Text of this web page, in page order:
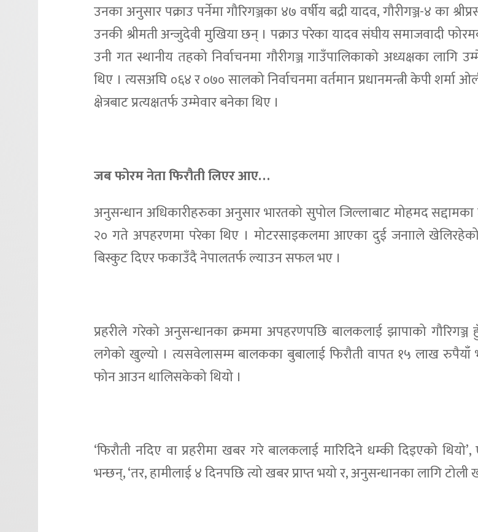
उनका अनुसार पक्राउ पर्नेमा गौरिगञ्जका ४७ वर्षीय बद्री यादव, गौरीगञ्ज-४ का
उनकी श्रीमती अन्जुदेवी मुखिया छन् । पक्राउ परेका यादव संघीय समाजवादी
उनी गत स्थानीय तहको निर्वाचनमा गौरीगञ्ज गाउँपालिकाको अध्यक्षका लागि
थिए । त्यसअघि ०६४ र ०७० सालको निर्वाचनमा वर्तमान प्रधानमन्त्री केपी शर्मा
क्षेत्रबाट प्रत्यक्षतर्फ उम्मेवार बनेका थिए ।
जब फोरम नेता फिरौती लिएर आए…
अनुसन्धान अधिकारीहरुका अनुसार भारतको सुपोल जिल्लाबाट मोहमद
२० गते अपहरणमा परेका थिए । मोटरसाइकलमा आएका दुई जनााले
बिस्कुट दिएर फकाउँदै नेपालतर्फ ल्याउन सफल भए ।
प्रहरीले गरेको अनुसन्धानका क्रममा अपहरणपछि बालकलाई झापाको गौरिगञ्ज
लगेको खुल्यो । त्यसवेलासम्म बालकका बुबालाई फिरौती वापत १५ लाख रुपैयाँ
फोन आउन थालिसकेको थियो ।
‘फिरौती नदिए वा प्रहरीमा खबर गरे बालकलाई मारिदिने धम्की दिइएको
भन्छन्, ‘तर, हामीलाई ४ दिनपछि त्यो खबर प्राप्त भयो र, अनुसन्धानका लागि टोली